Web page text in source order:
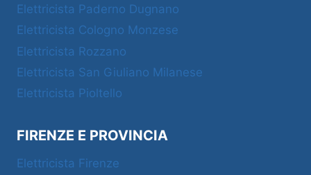
Elettricista Paderno Dugnano
Elettricista Cologno Monzese
Elettricista Rozzano
Elettricista San Giuliano Milanese
Elettricista Pioltello
FIRENZE E PROVINCIA
Elettricista Firenze